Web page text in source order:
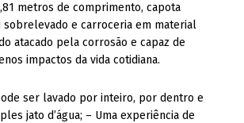
metros de comprimento, capota
sobrelevado e carroceria em material
atacado pela corrosão e capaz de
impactos da vida cotidiana.
ser lavado por inteiro, por dentro e
jato d’água; – Uma experiência de